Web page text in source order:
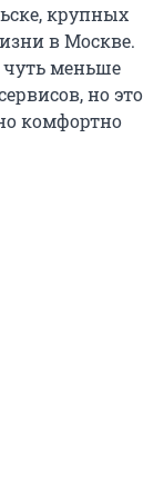
крупных
в Москве.
чуть меньше
но это
комфортно